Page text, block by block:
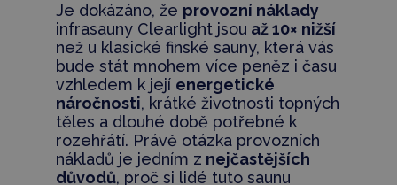
Je dokázáno, že provozní náklady
infrasauny Clearlight jsou až 10× nižší
než u klasické finské sauny, která vás
bude stát mnohem více peněz i času
vzhledem k její energetické
náročnosti, krátké životnosti topných
těles a dlouhé době potřebné k
rozehřátí. Právě otázka provozních
nákladů je jedním z nejčastějších
důvodů, proč si lidé tuto saunu